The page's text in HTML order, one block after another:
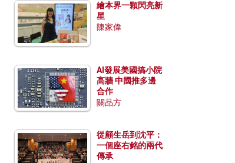
繪本界一顆閃亮新
星
陳家偉
AI發展美國搞小院
高牆 中國推多邊
合作
關品方
從顧生岳到沈平：
一個座右銘的兩代
傳承